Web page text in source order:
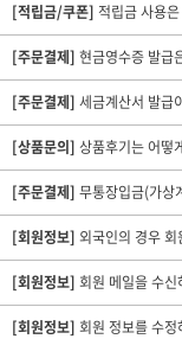
[적립금/쿠폰] 적립금 사용
[주문결제] 현금영수증 발급
[주문결제] 세금계산서 발급
[상품문의] 상품후기는 어떻
[주문결제] 무통장입금(가상
[회원정보] 외국인의 경우
[회원정보] 회원 메일을 수
[회원정보] 회원 정보를 수